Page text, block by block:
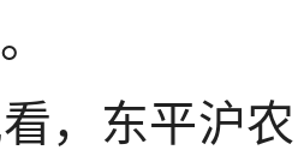
，东平沪